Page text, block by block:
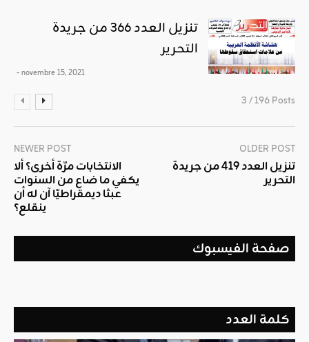
تنزيل العدد 366 من جريدة
التحرير
- novembre 15, 2021
3 / 196 Posts
NEWER POST
الانتخابات مرّة أخرى؟ ألا
يكفي ما ضاع من السنوات
عبثا ديمقراطيّا آن له أن
ينقلع؟
OLDER POST
تنزيل العدد 419 من جريدة
التحرير
صفحة الفيسبوك
كلمة العدد